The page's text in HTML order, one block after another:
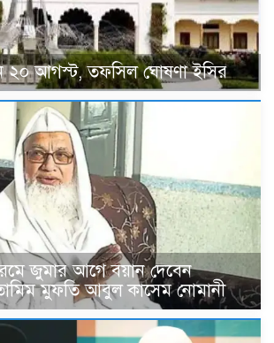
২০ আগস্ট, তফসিল ঘোষণা ইসির
জুমার আগে বয়ান দেবেন
মুফতি আবুল কাসেম নোমানী